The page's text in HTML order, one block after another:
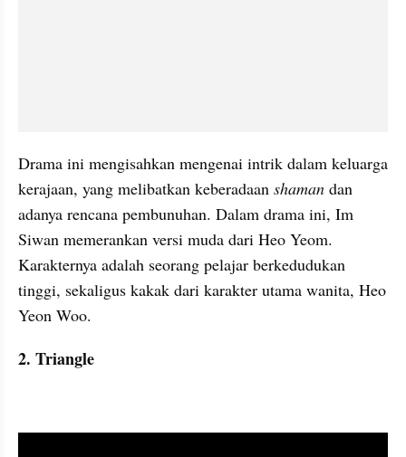
Drama ini mengisahkan mengenai intrik dalam keluarga
kerajaan, yang melibatkan keberadaan shaman dan
adanya rencana pembunuhan. Dalam drama ini, Im
Siwan memerankan versi muda dari Heo Yeom.
Karakternya adalah seorang pelajar berkedudukan
tinggi, sekaligus kakak dari karakter utama wanita, Heo
Yeon Woo.
2. Triangle